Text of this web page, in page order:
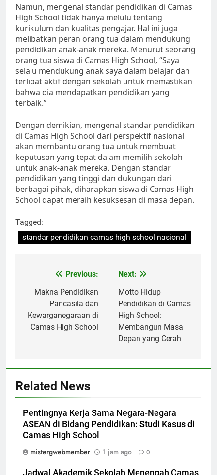
Namun, mengenal standar pendidikan di Camas
High School tidak hanya melulu tentang
kurikulum dan kualitas pengajar. Hal ini juga
melibatkan peran orang tua dalam mendukung
pendidikan anak-anak mereka. Menurut seorang
orang tua siswa di Camas High School, “Saya
selalu mendukung anak saya dalam belajar dan
terlibat aktif dengan sekolah untuk memastikan
bahwa dia mendapatkan pendidikan yang
terbaik.”
Dengan demikian, mengenal standar pendidikan
di Camas High School dari perspektif nasional
akan membantu orang tua untuk membuat
keputusan yang tepat dalam memilih sekolah
untuk anak-anak mereka. Dengan standar
pendidikan yang tinggi dan dukungan dari
berbagai pihak, diharapkan siswa di Camas High
School dapat meraih kesuksesan di masa depan.
Tagged:
standar pendidikan camas high school nasional
Navigasi
pos
Previous:
Makna Pendidikan
Pancasila dan
Kewarganegaraan di
Camas High School
Next:
Motto Hidup
Pendidikan di Camas
High School:
Membangun Masa
Depan yang Cerah
Related News
Pentingnya Kerja Sama Negara-Negara
ASEAN di Bidang Pendidikan: Studi Kasus di
Camas High School
mistergwebmember
1 jam ago 0
Jadwal Akademik Sekolah Menengah Camas